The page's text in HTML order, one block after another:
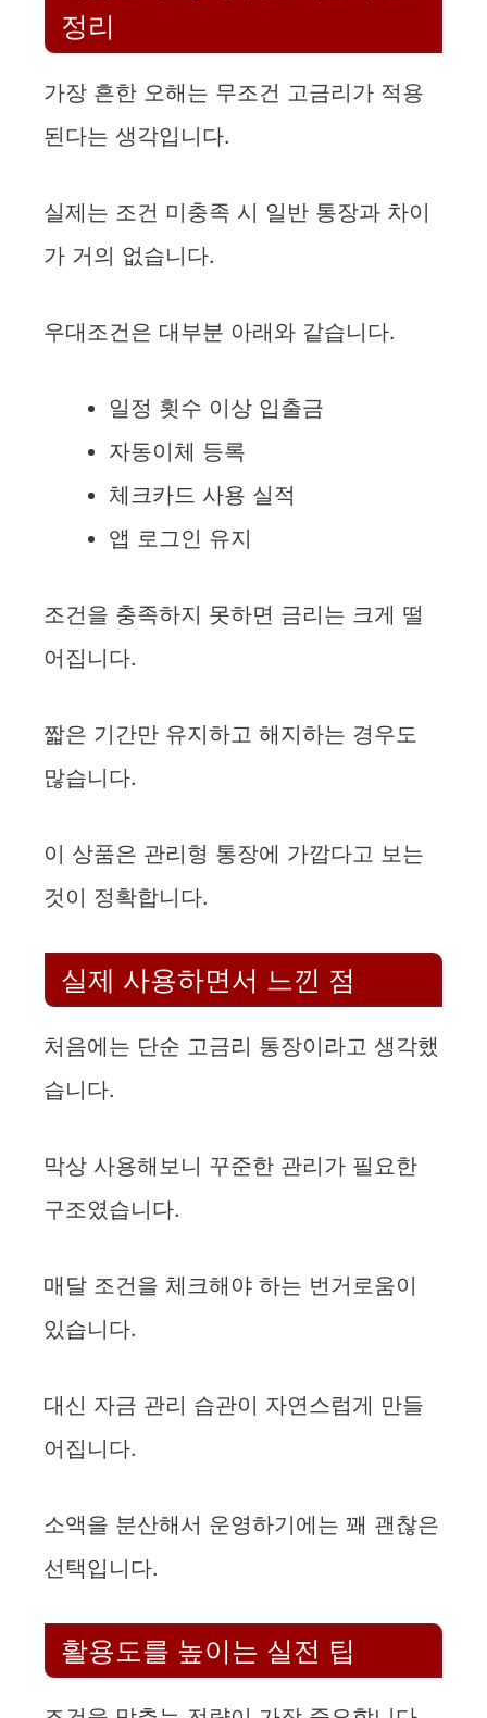
정리
가장 흔한 오해는 무조건 고금리가 적용
된다는 생각입니다.
실제는 조건 미충족 시 일반 통장과 차이
가 거의 없습니다.
우대조건은 대부분 아래와 같습니다.
일정 횟수 이상 입출금
자동이체 등록
체크카드 사용 실적
앱 로그인 유지
조건을 충족하지 못하면 금리는 크게 떨
어집니다.
짧은 기간만 유지하고 해지하는 경우도
많습니다.
이 상품은 관리형 통장에 가깝다고 보는
것이 정확합니다.
실제 사용하면서 느낀 점
처음에는 단순 고금리 통장이라고 생각했
습니다.
막상 사용해보니 꾸준한 관리가 필요한
구조였습니다.
매달 조건을 체크해야 하는 번거로움이
있습니다.
대신 자금 관리 습관이 자연스럽게 만들
어집니다.
소액을 분산해서 운영하기에는 꽤 괜찮은
선택입니다.
활용도를 높이는 실전 팁